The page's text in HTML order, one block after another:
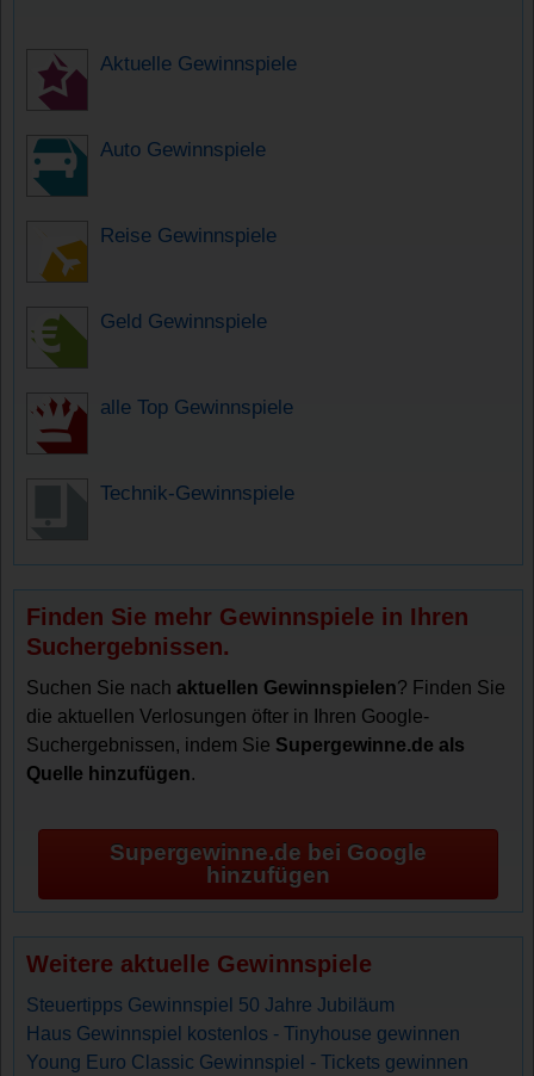
Aktuelle Gewinnspiele
Auto Gewinnspiele
Reise Gewinnspiele
Geld Gewinnspiele
alle Top Gewinnspiele
Technik-Gewinnspiele
Finden Sie mehr Gewinnspiele in Ihren
Suchergebnissen.
Suchen Sie nachaktuellen Gewinnspielen? Finden Sie
die aktuellen Verlosungen öfter in Ihren Google-
Suchergebnissen, indem Sie Supergewinne.de als
Quelle hinzufügen.
Supergewinne.de bei Google
hinzufügen
Weitere aktuelle Gewinnspiele
Steuertipps Gewinnspiel 50 Jahre Jubiläum
Haus Gewinnspiel kostenlos - Tinyhouse gewinnen
Young Euro Classic Gewinnspiel - Tickets gewinnen